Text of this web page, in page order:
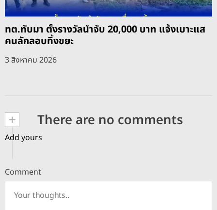
ทต.ทับมา ตั้งรางวัลนำจับ 20,000 บาท แจ้งเบาะแส
คนลักลอบทิ้งขยะ
3 สิงหาคม 2026
+ There are no comments
Add yours
Comment